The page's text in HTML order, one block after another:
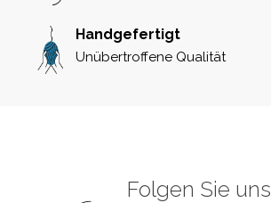
Handgefertigt
Unübertroffene Qualität
Folgen Sie uns